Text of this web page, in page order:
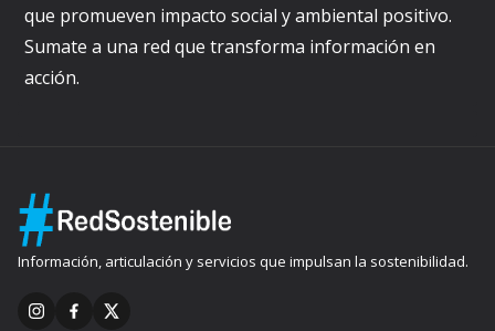
que promueven impacto social y ambiental positivo.
Sumate a una red que transforma información en
acción.
Información, articulación y servicios que impulsan la sostenibilidad.